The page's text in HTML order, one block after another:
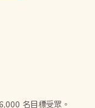
名目標受眾。